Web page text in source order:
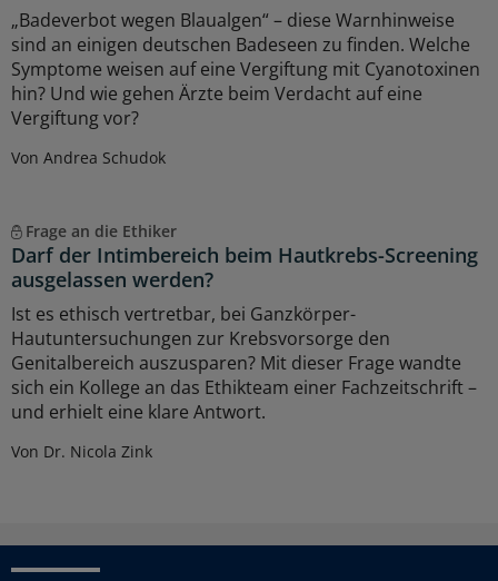
„Badeverbot wegen Blaualgen“ – diese Warnhinweise
sind an einigen deutschen Badeseen zu finden. Welche
Symptome weisen auf eine Vergiftung mit Cyanotoxinen
hin? Und wie gehen Ärzte beim Verdacht auf eine
Vergiftung vor?
Von Andrea Schudok
Frage an die Ethiker
Darf der Intimbereich beim Hautkrebs-Screening
ausgelassen werden?
Ist es ethisch vertretbar, bei Ganzkörper-
Hautuntersuchungen zur Krebsvorsorge den
Genitalbereich auszusparen? Mit dieser Frage wandte
sich ein Kollege an das Ethikteam einer Fachzeitschrift –
und erhielt eine klare Antwort.
Von Dr. Nicola Zink